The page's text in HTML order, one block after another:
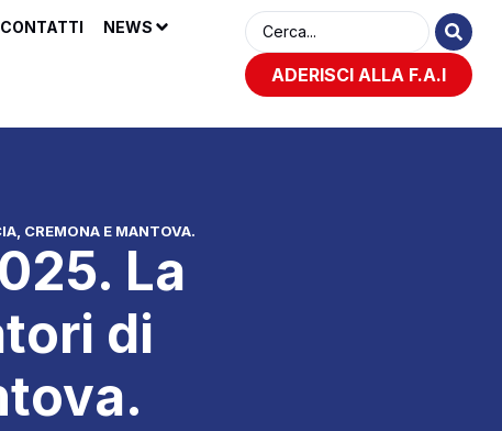
CONTATTI NEWS
ADERISCI ALLA F.A.I
CREMONA E MANTOVA.
La
di